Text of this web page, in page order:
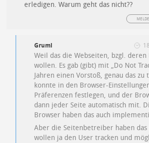
erledigen. Warum geht das nicht??
Gruml
Weil das die Webseiten, bzgl.
wollen. Es gab (gibt) mit „Do Not
Jahren einen Vorstoß, genau das
konnte in den Browser-
Präferenzen festlegen, und der
dann jeder Seite automatisch mit.
Browser haben das auch
Aber die Seitenbetreiber haben
wollen ja den User tracken und